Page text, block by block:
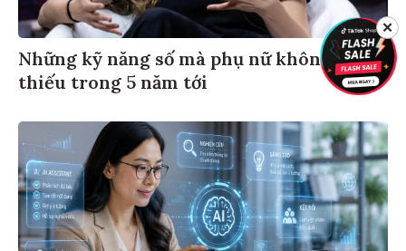
Những kỹ năng số mà phụ nữ không thể
thiếu trong 5 năm tới
✕